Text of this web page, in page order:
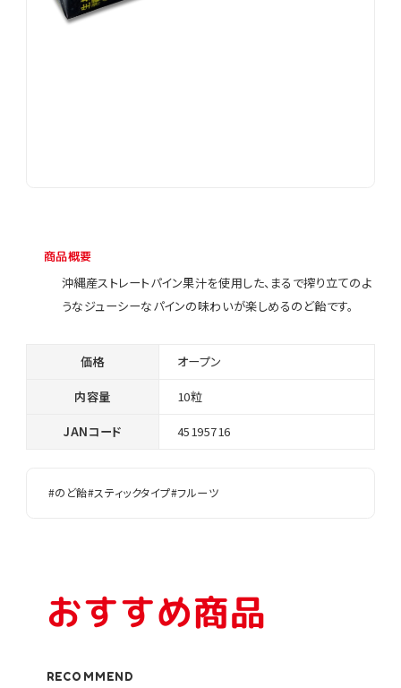
商品概要
沖縄産ストレートパイン果汁を使用した、まるで搾り立てのよ
うなジューシーなパインの味わいが楽しめるのど飴です。
価格 オープン
内容量 10粒
JANコード 45195716
#のど飴#スティックタイプ#フルーツ
おすすめ商品
RECOMMEND